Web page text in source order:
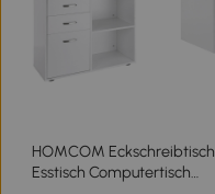
HOMCOM Eckschreibtisch
Esstisch Computertisch